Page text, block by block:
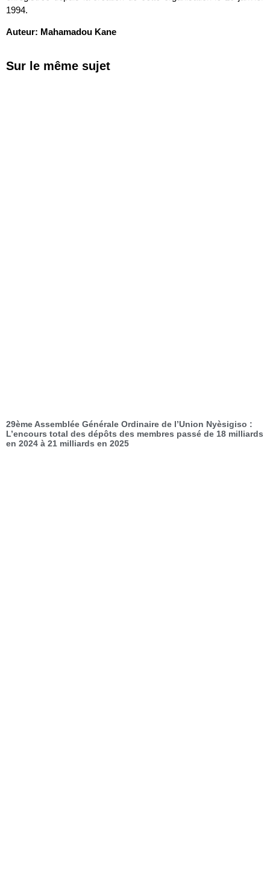
1994.
Auteur: Mahamadou Kane
Sur le même sujet
29ème Assemblée Générale Ordinaire de l’Union Nyèsigiso :
L’encours total des dépôts des membres passé de 18 milliards
en 2024 à 21 milliards en 2025